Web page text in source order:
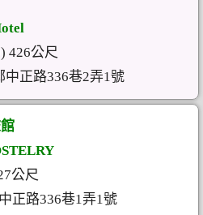
426公尺
正路336巷2弄1號
公尺
正路336巷1弄1號